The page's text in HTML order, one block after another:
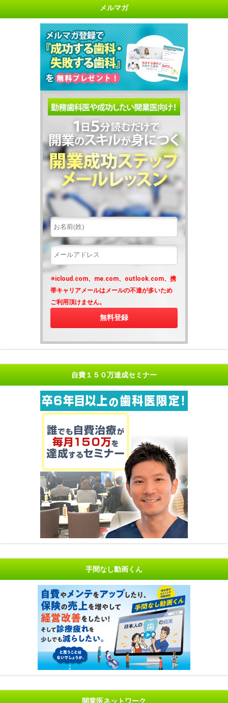
メルマガ
※icloud.com、me.com、outlook.com、携
帯キャリアメールはメールの不達が多いため
ご利用頂けません。
自費１５０万達成セミナー
手間なし動画くん
開業医ネットワーク